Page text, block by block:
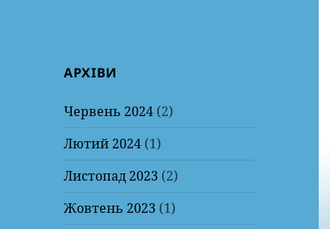
АРХІВИ
Червень 2024 (2)
Лютий 2024 (1)
Листопад 2023 (2)
Жовтень 2023 (1)